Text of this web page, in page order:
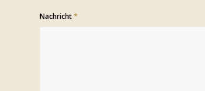
Nachricht*